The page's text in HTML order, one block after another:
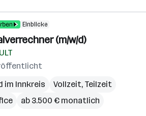
Einblicke
(m/w/d)
im Innkreis
Vollzeit, Teilzeit
ab 3.500 € monatlich